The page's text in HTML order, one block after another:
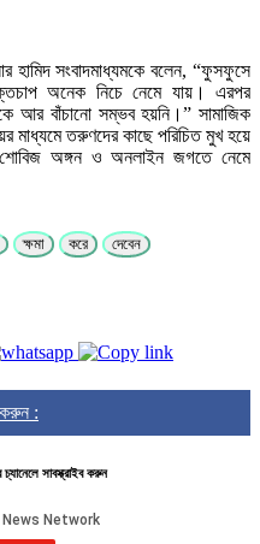
হামিদ সংবাদমাধ্যমকে বলেন, “ফুসফুসে
অনেক নিচে নেমে যায়। এরপর
আর বাঁচানো সম্ভব হয়নি।” সামাজিক
মাধ্যমে তরুণদের কাছে পরিচিত মুখ হয়ে
শোবিজ অঙ্গন ও অনলাইন জগতে নেমে
ক্ষমা করে দেবেন
করুন :
সাবস্ক্রাইব করুন